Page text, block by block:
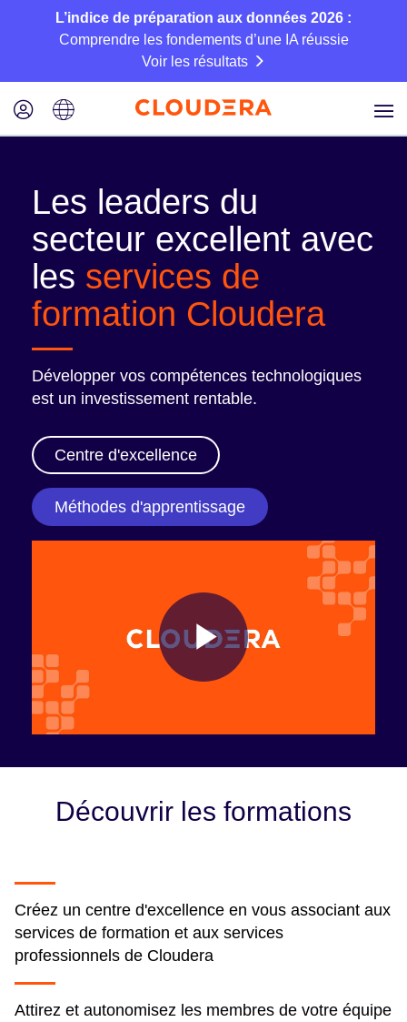
L’indice de préparation aux données 2026 :
Comprendre les fondements d’une IA réussie
Voir les résultats
Les leaders du
secteur excellent avec
les services de
formation Cloudera
Développer vos compétences technologiques
est un investissement rentable.
Centre d'excellence
Méthodes d'apprentissage
Play
Video
Découvrir les formations
Créez un centre d'excellence en vous associant aux
services de formation et aux services
professionnels de Cloudera
Attirez et autonomisez les membres de votre équipe